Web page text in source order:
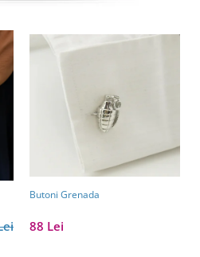
Butoni Grenada
88 Lei